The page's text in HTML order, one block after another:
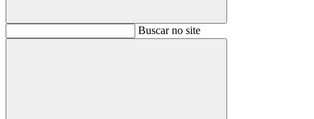
BuscarBuscar no site